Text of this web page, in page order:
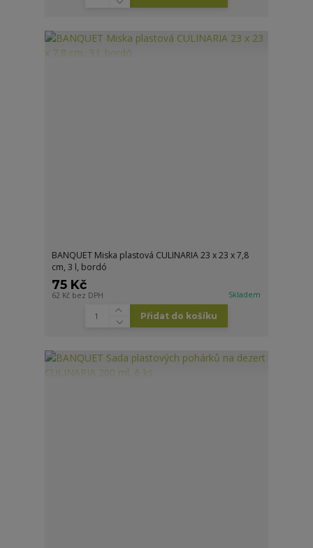
BANQUET Miska plastová CULINARIA 23 x 23 x 7,8
cm, 3 l, bordó
75 Kč
62 Kč bez DPH Skladem
Přidat do košíku